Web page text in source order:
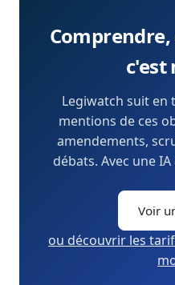
c'est
Legiwatch suit en
mentions de ces
amendements,
débats. Avec une
Voir
ou découvrir les